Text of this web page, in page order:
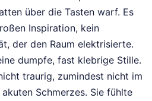
über die Tasten warf. Es
Inspiration, kein
der den Raum elektrisierte.
dumpfe, fast klebrige Stille.
traurig, zumindest nicht im
Schmerzes. Sie fühlte